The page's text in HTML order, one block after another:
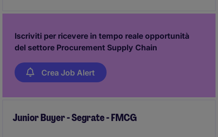
Iscriviti per ricevere in tempo reale opportunità
del settore Procurement Supply Chain
Crea Job Alert
Junior Buyer - Segrate - FMCG